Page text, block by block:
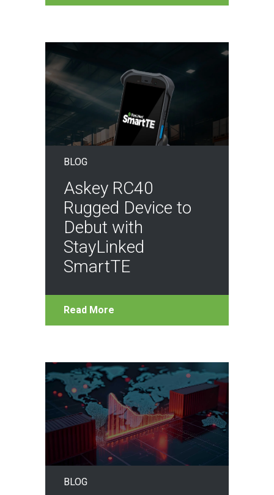
BLOG
Askey RC40
Rugged Device to
Debut with
StayLinked
SmartTE
Read More
BLOG